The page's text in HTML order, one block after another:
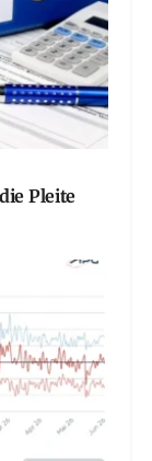
Pleite